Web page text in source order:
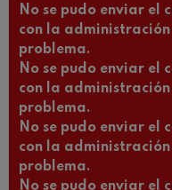
No se pudo enviar el
con la administración
problema.
No se pudo enviar el
con la administración
problema.
No se pudo enviar el
con la administración
problema.
No se pudo enviar el